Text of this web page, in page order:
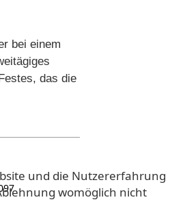
bei einem
das die
und die Nutzererfahrung
womöglich nicht